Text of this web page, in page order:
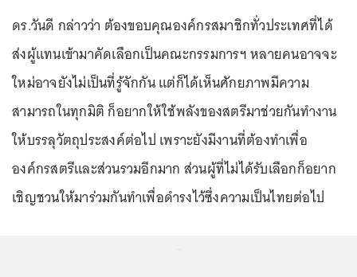
ดร.วันดี กล่าวว่า ต้องขอบคุณองค์กรสมาชิกทั่วประเทศที่ได้
ส่งผู้แทนเข้ามาคัดเลือกเป็นคณะกรรมการฯ หลายคนอาจจะ
ใหม่อาจยังไม่เป็นที่รู้จักกัน แต่ก็ได้เห็นศักยภาพมีความ
สามารถในทุกมิติ ก็อยากให้ใช้พลังของสตรีมาช่วยกันทำงาน
ให้บรรลุวัตถุประสงค์ต่อไป เพราะยังมีงานที่ต้องทำเพื่อ
องค์กรสตรีและส่วนรวมอีกมาก ส่วนผู้ที่ไม่ได้รับเลือกก็อยาก
เชิญชวนให้มาร่วมกันทำเพื่อดำรงไว้ซึ่งความเป็นไทยต่อไป